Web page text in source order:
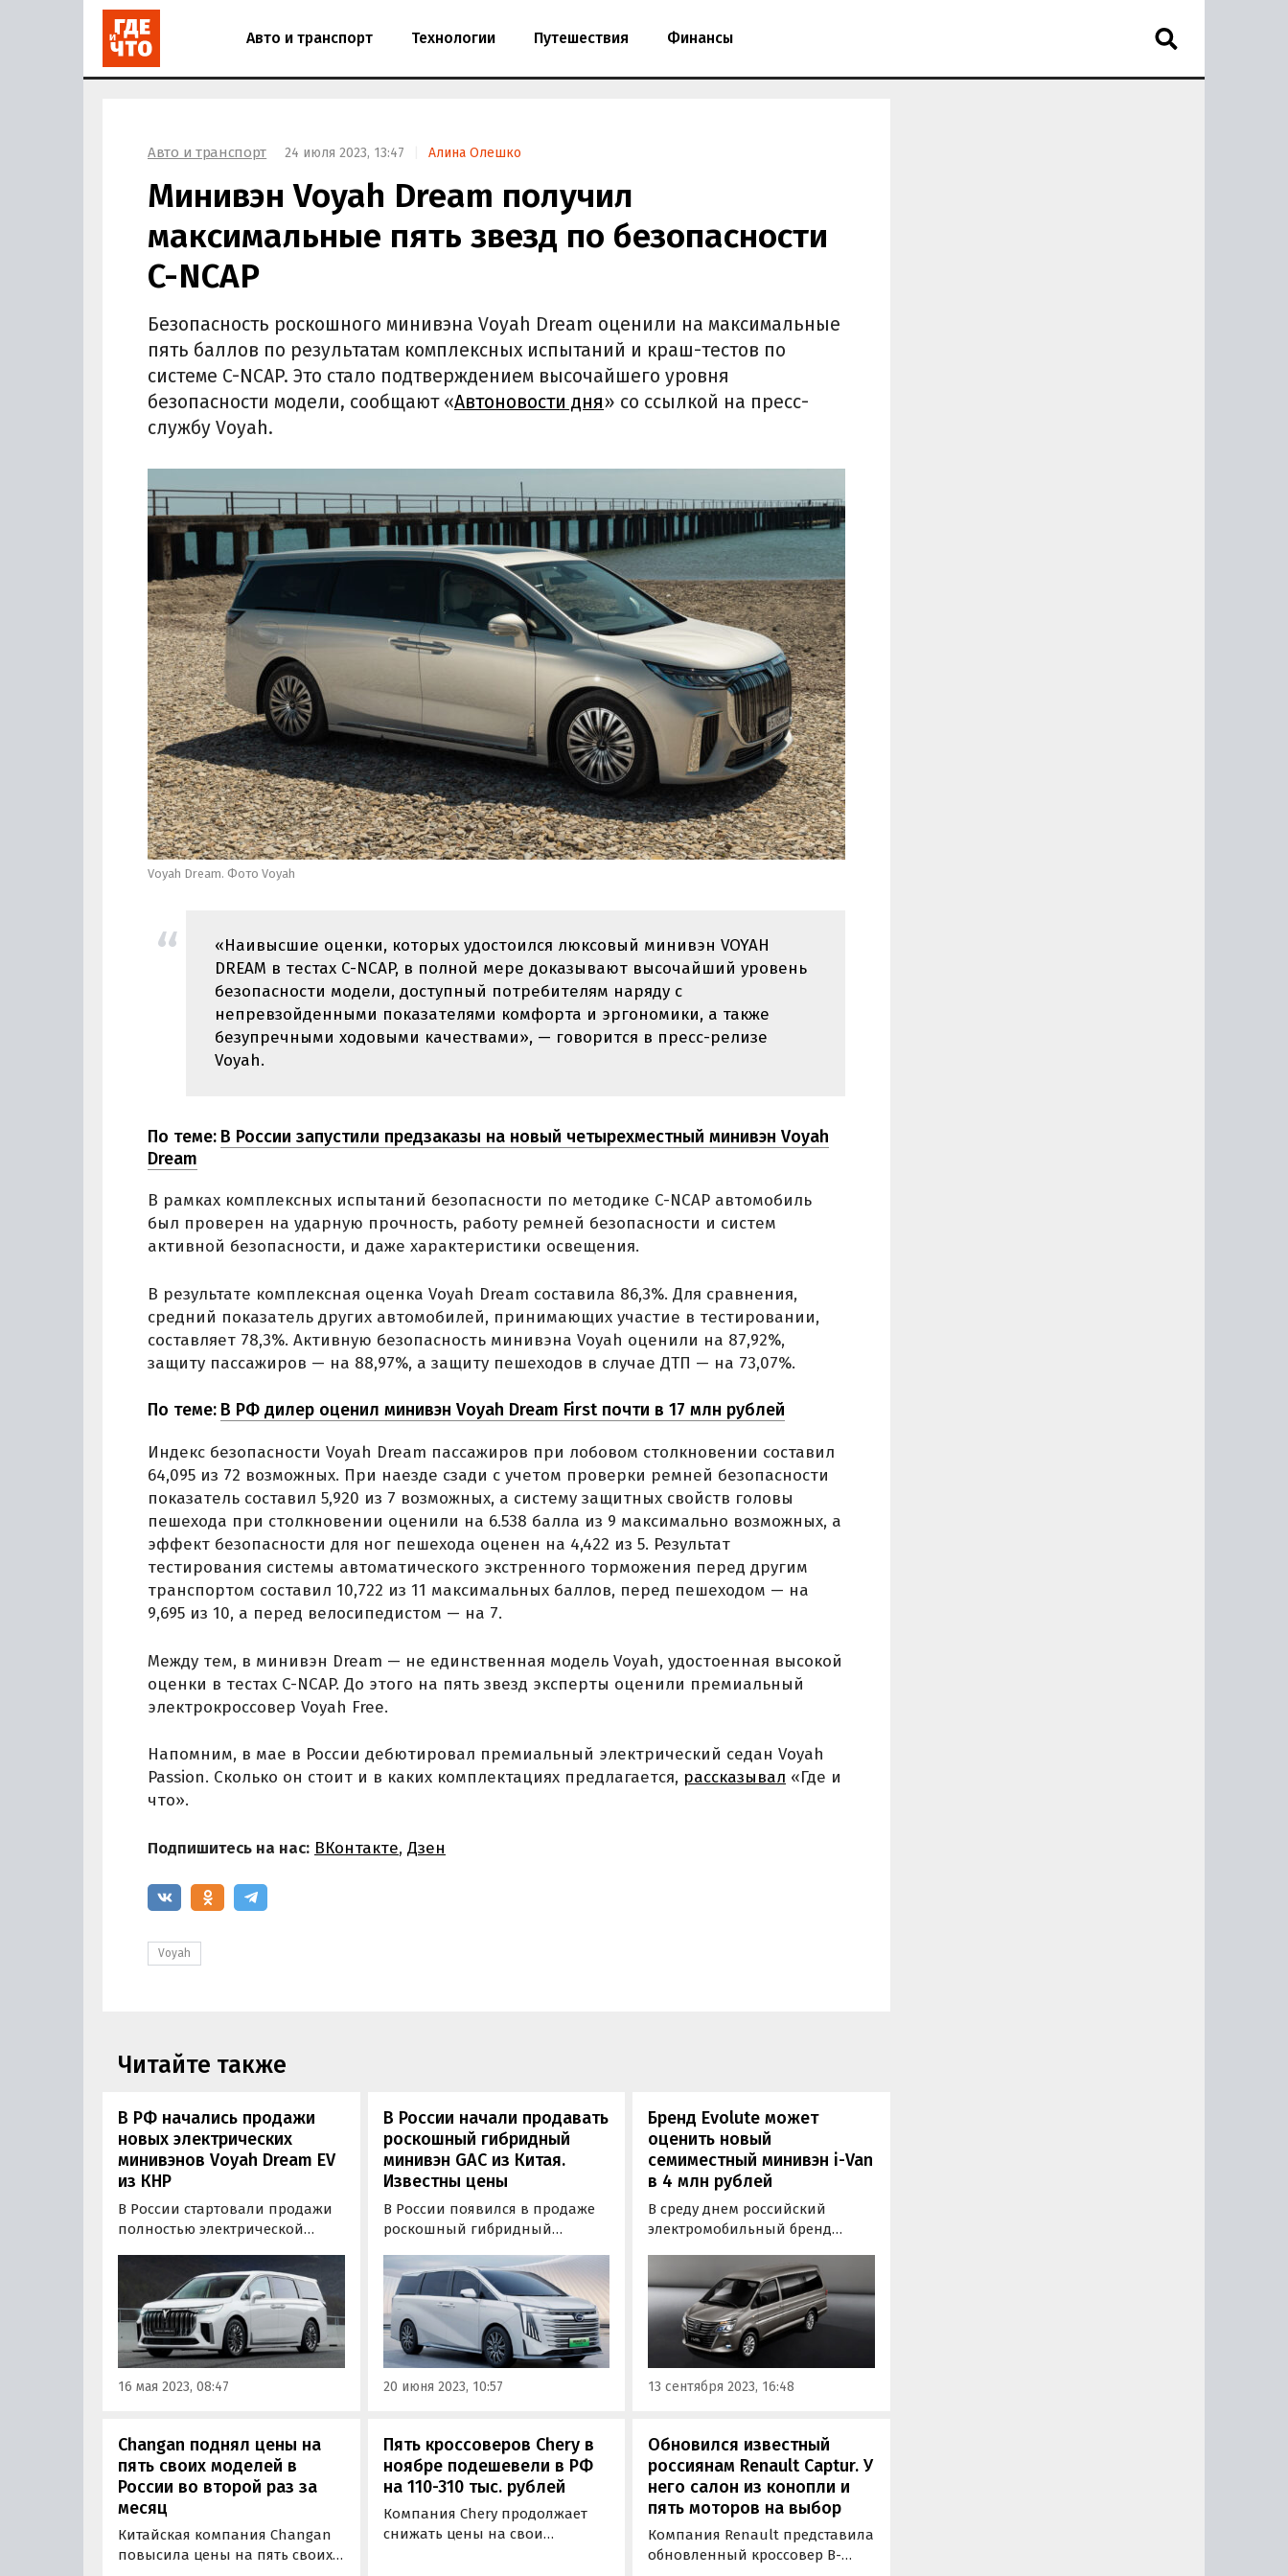
Авто и транспорт Технологии Путешествия Финансы
Авто и транспорт 24 июля 2023, 13:47 Алина Олешко
Минивэн Voyah Dream получил
максимальные пять звезд по безопасности
C-NCAP
Безопасность роскошного минивэна Voyah Dream оценили на максимальные
пять баллов по результатам комплексных испытаний и краш-тестов по
системе C-NCAP. Это стало подтверждением высочайшего уровня
безопасности модели, сообщают «Автоновости дня» со ссылкой на пресс-
службу Voyah.
Voyah Dream. Фото Voyah
«Наивысшие оценки, которых удостоился люксовый минивэн VOYAH
DREAM в тестах C-NCAP, в полной мере доказывают высочайший уровень
безопасности модели, доступный потребителям наряду с
непревзойденными показателями комфорта и эргономики, а также
безупречными ходовыми качествами», — говорится в пресс-релизе
Voyah.
По теме: В России запустили предзаказы на новый четырехместный минивэн Voyah
Dream
В рамках комплексных испытаний безопасности по методике C-NCAP автомобиль
был проверен на ударную прочность, работу ремней безопасности и систем
активной безопасности, и даже характеристики освещения.
В результате комплексная оценка Voyah Dream составила 86,3%. Для сравнения,
средний показатель других автомобилей, принимающих участие в тестировании,
составляет 78,3%. Активную безопасность минивэна Voyah оценили на 87,92%,
защиту пассажиров — на 88,97%, а защиту пешеходов в случае ДТП — на 73,07%.
По теме: В РФ дилер оценил минивэн Voyah Dream First почти в 17 млн рублей
Индекс безопасности Voyah Dream пассажиров при лобовом столкновении составил
64,095 из 72 возможных. При наезде сзади с учетом проверки ремней безопасности
показатель составил 5,920 из 7 возможных, а систему защитных свойств головы
пешехода при столкновении оценили на 6.538 балла из 9 максимально возможных, а
эффект безопасности для ног пешехода оценен на 4,422 из 5. Результат
тестирования системы автоматического экстренного торможения перед другим
транспортом составил 10,722 из 11 максимальных баллов, перед пешеходом — на
9,695 из 10, а перед велосипедистом — на 7.
Между тем, в минивэн Dream — не единственная модель Voyah, удостоенная высокой
оценки в тестах C-NCAP. До этого на пять звезд эксперты оценили премиальный
электрокроссовер Voyah Free.
Напомним, в мае в России дебютировал премиальный электрический седан Voyah
Passion. Сколько он стоит и в каких комплектациях предлагается, рассказывал «Где и
что».
Подпишитесь на нас: ВКонтакте, Дзен
Voyah
Читайте также
В РФ начались продажи
новых электрических
минивэнов Voyah Dream EV
из КНР
В России стартовали продажи
полностью электрической
минивэна Voyah Dream,
доступного ранее только в
гибридном исполнении.
Электрический вариант
оценили в 9 990 000 рублей, что
на 700 тысяч рублей дороже
гибридной версии…
16 мая 2023, 08:47
В России начали продавать
роскошный гибридный
минивэн GAC из Китая.
Известны цены
В России появился в продаже
роскошный гибридный
построенный на базе
«однообъемника» GAC Trumpchi
M8, который дебютировал в
прошлом году и предлагается в
Китае в бензиновой и
гибридной версиях.
20 июня 2023, 10:57
Бренд Evolute может
оценить новый
семиместный минивэн i-Van
в 4 млн рублей
В среду днем российский
электромобильный бренд
своей пятой модели –
семиместного электрического
минивэна Evolute i-Van. И хотя
начала его старта продаж
производитель не уточнил,
предполагаемую стоимость
портал «Автоновости…
13 сентября 2023, 16:48
Changan поднял цены на
пять своих моделей в
России во второй раз за
месяц
Китайская компания Changan
повысила цены на пять своих
Пять кроссоверов Chery в
ноябре подешевели в РФ
на 110-310 тыс. рублей
Компания Chery продолжает
снижать цены на свои
Обновился известный
россиянам Renault Captur. У
него салон из конопли и
пять моторов на выбор
Компания Renault представила
обновленный кроссовер B-